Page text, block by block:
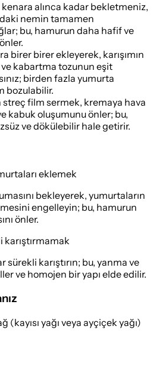
alınca kadar bekletmeniz,
nemin tamamen
bu, hamurun daha hafif ve
birer birer ekleyerek, karışımın
kabartma tozunun eşit
birden fazla yumurta
bozulabilir.
streç film sermek, kremaya hava
kabuk oluşumunu önler; bu,
ve dökülebilir hale getirir.
eklemek
bekleyerek, yumurtaların
engelleyin; bu, hamurun
önler.
sürekli karıştırın; bu, yanma ve
ve homojen bir yapı elde edilir.
(kayısı yağı veya ayçiçek yağı)